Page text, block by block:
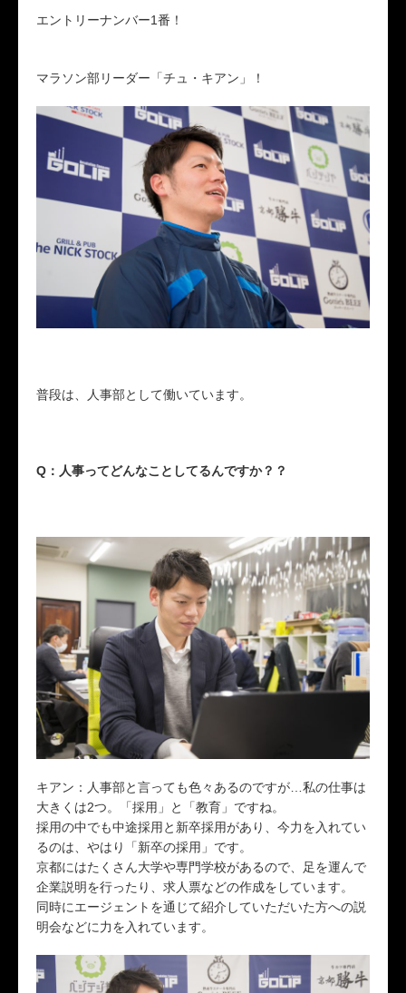
エントリーナンバー1番！
マラソン部リーダー「チュ・キアン」！
普段は、人事部として働いています。
Q：人事ってどんなことしてるんですか？？
キアン：人事部と言っても色々あるのですが…私の仕事は
大きくは2つ。「採用」と「教育」ですね。
採用の中でも中途採用と新卒採用があり、今力を入れてい
るのは、やはり「新卒の採用」です。
京都にはたくさん大学や専門学校があるので、足を運んで
企業説明を行ったり、求人票などの作成をしています。
同時にエージェントを通じて紹介していただいた方への説
明会などに力を入れています。